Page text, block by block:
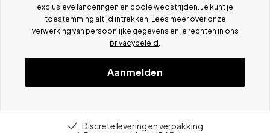
exclusieve lanceringen en coole wedstrijden. Je kunt je
toestemming altijd intrekken. Lees meer over onze
verwerking van persoonlijke gegevens en je rechten in ons
privacybeleid
Aanmelden
Discrete levering en verpakking